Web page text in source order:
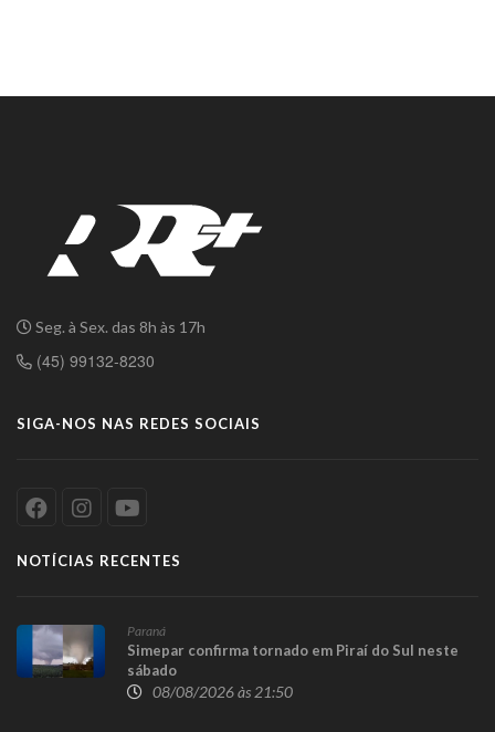
Seg. à Sex. das 8h às 17h
(45) 99132-8230
SIGA-NOS NAS REDES SOCIAIS
NOTÍCIAS RECENTES
Paraná
Simepar confirma tornado em Piraí do Sul neste
sábado
08/08/2026 às 21:50